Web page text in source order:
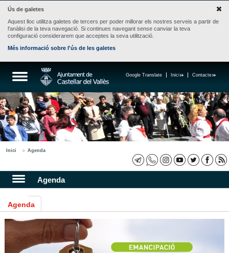
Ús de galetes
Aquest lloc utilitza galetes de tercers per poder millorar els nostres serveis a partir de
l'anàlisi de la teva navegació. Si continues navegant sense canviar la teva
configuració considerarem que acceptes la seva utilització.
Més informació sobre l'ús de les galetes
Contacte
Inici
Google Translate
Inici Agenda
Agenda
Agenda